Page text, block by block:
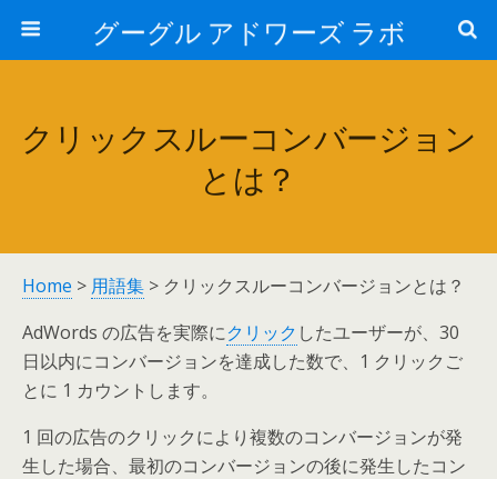
グーグル アドワーズ ラボ
クリックスルーコンバージョン
とは？
Home > 用語集 > クリックスルーコンバージョンとは？
AdWords の広告を実際にクリック したユーザーが、30
日以内にコンバージョンを達成した数で、1 クリックご
とに 1 カウントします。
1 回の広告のクリックにより複数のコンバージョンが発
生した場合、最初のコンバージョンの後に発生したコン